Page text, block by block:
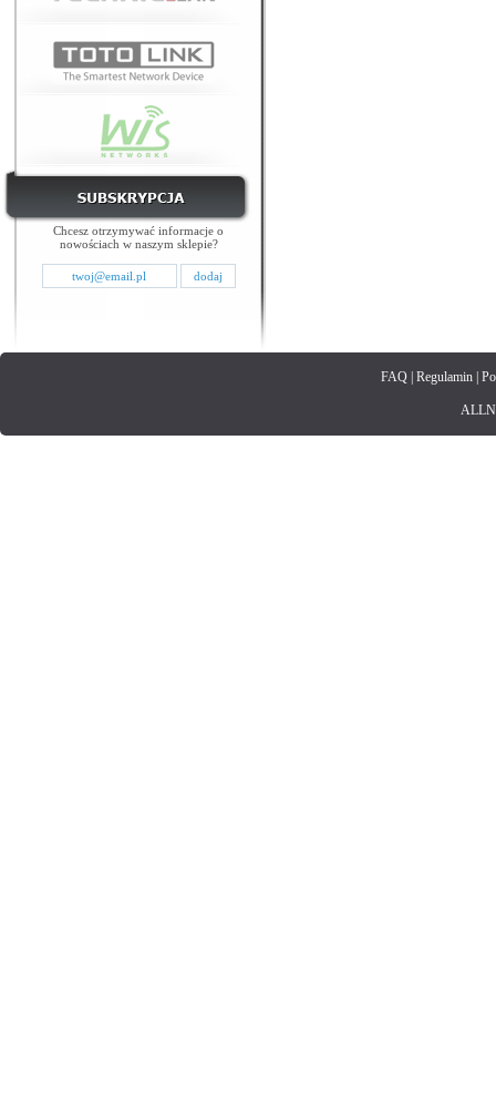
Chcesz otrzymywać informacje o
nowościach w naszym sklepie?
FAQ| Regulamin|